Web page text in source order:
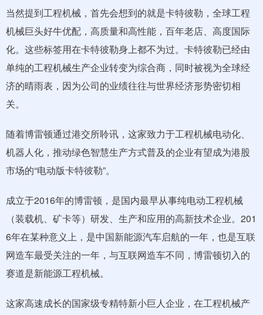
当然提到工程机械，首先会想到的就是卡特彼勒，全球工程
机械巨头好牛优配，高质量和高性能，百年老店、高度国际
化。这些标签用在卡特彼勒身上都不为过。卡特彼勒已经由
单纯的工程机械生产企业转变为综合商，同时被视为全球经
济的晴雨表，因为公司的业绩往往与世界经济形势密切相
关。
随着博雷顿通过港交所聆讯，这家致力于工程机械电动化、
机器人化，推动绿色智慧生产方式普及的企业有望成为港股
市场的“电动版卡特彼勒”。
成立于2016年的博雷顿，是国内最早从事纯电动工程机械
（装载机、矿卡等）研发、生产和应用的高新技术企业。201
6年在某种意义上，是中国新能源汽车启航的一年，也是互联
网造车最受关注的一年，与互联网造车不同，博雷顿切入的
赛道是新能源工程机械。
这家高速成长的国家级专精特新小巨人企业，在工程机械产